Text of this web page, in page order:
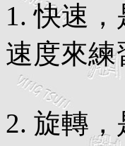
1. 快速
速度來練
2. 旋轉